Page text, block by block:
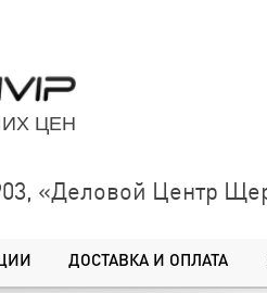
ЦЕН
«Деловой Центр
ДОСТАВКА И ОПЛАТА